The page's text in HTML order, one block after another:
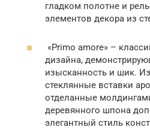
гладком полотне и
элементов декора из
«Primo amore» –
дизайна,
изысканность и шик.
стеклянные вставки
отделанные
деревянного шпона
элегантный стиль